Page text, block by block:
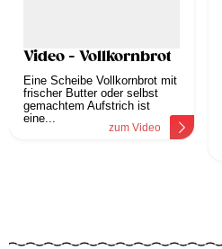
Video - Vollkornbrot
Eine Scheibe Vollkornbrot mit
frischer Butter oder selbst
gemachtem Aufstrich ist
eine...
zum Video